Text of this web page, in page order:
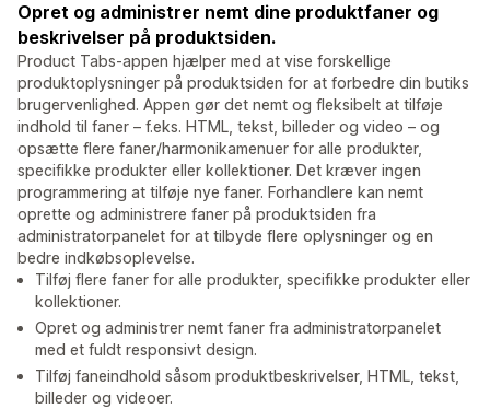
Opret og administrer nemt dine produktfaner og
beskrivelser på produktsiden.
Product Tabs-appen hjælper med at vise forskellige
produktoplysninger på produktsiden for at forbedre din butiks
brugervenlighed. Appen gør det nemt og fleksibelt at tilføje
indhold til faner – f.eks. HTML, tekst, billeder og video – og
opsætte flere faner/harmonikamenuer for alle produkter,
specifikke produkter eller kollektioner. Det kræver ingen
programmering at tilføje nye faner. Forhandlere kan nemt
oprette og administrere faner på produktsiden fra
administratorpanelet for at tilbyde flere oplysninger og en
bedre indkøbsoplevelse.
Tilføj flere faner for alle produkter, specifikke produkter eller
kollektioner.
Opret og administrer nemt faner fra administratorpanelet
med et fuldt responsivt design.
Tilføj faneindhold såsom produktbeskrivelser, HTML, tekst,
billeder og videoer.